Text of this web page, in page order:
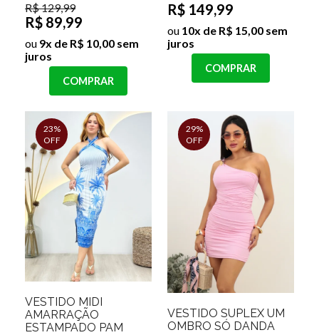
R$ 129,99
R$ 89,99
ou 9x de R$ 10,00 sem
juros
COMPRAR
R$ 149,99
ou 10x de R$ 15,00 sem
juros
COMPRAR
23%
OFF
VESTIDO MIDI
AMARRAÇÃO
ESTAMPADO PAM
29%
OFF
VESTIDO SUPLEX UM
OMBRO SÓ DANDA